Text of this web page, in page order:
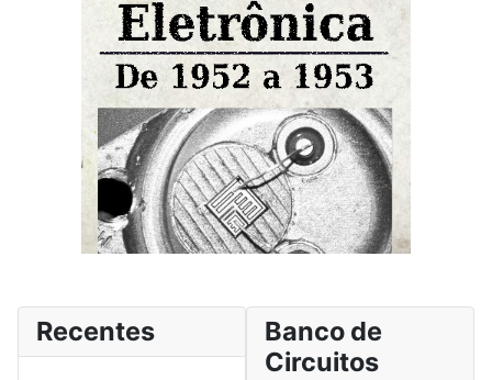
Recentes
Banco de
Circuitos